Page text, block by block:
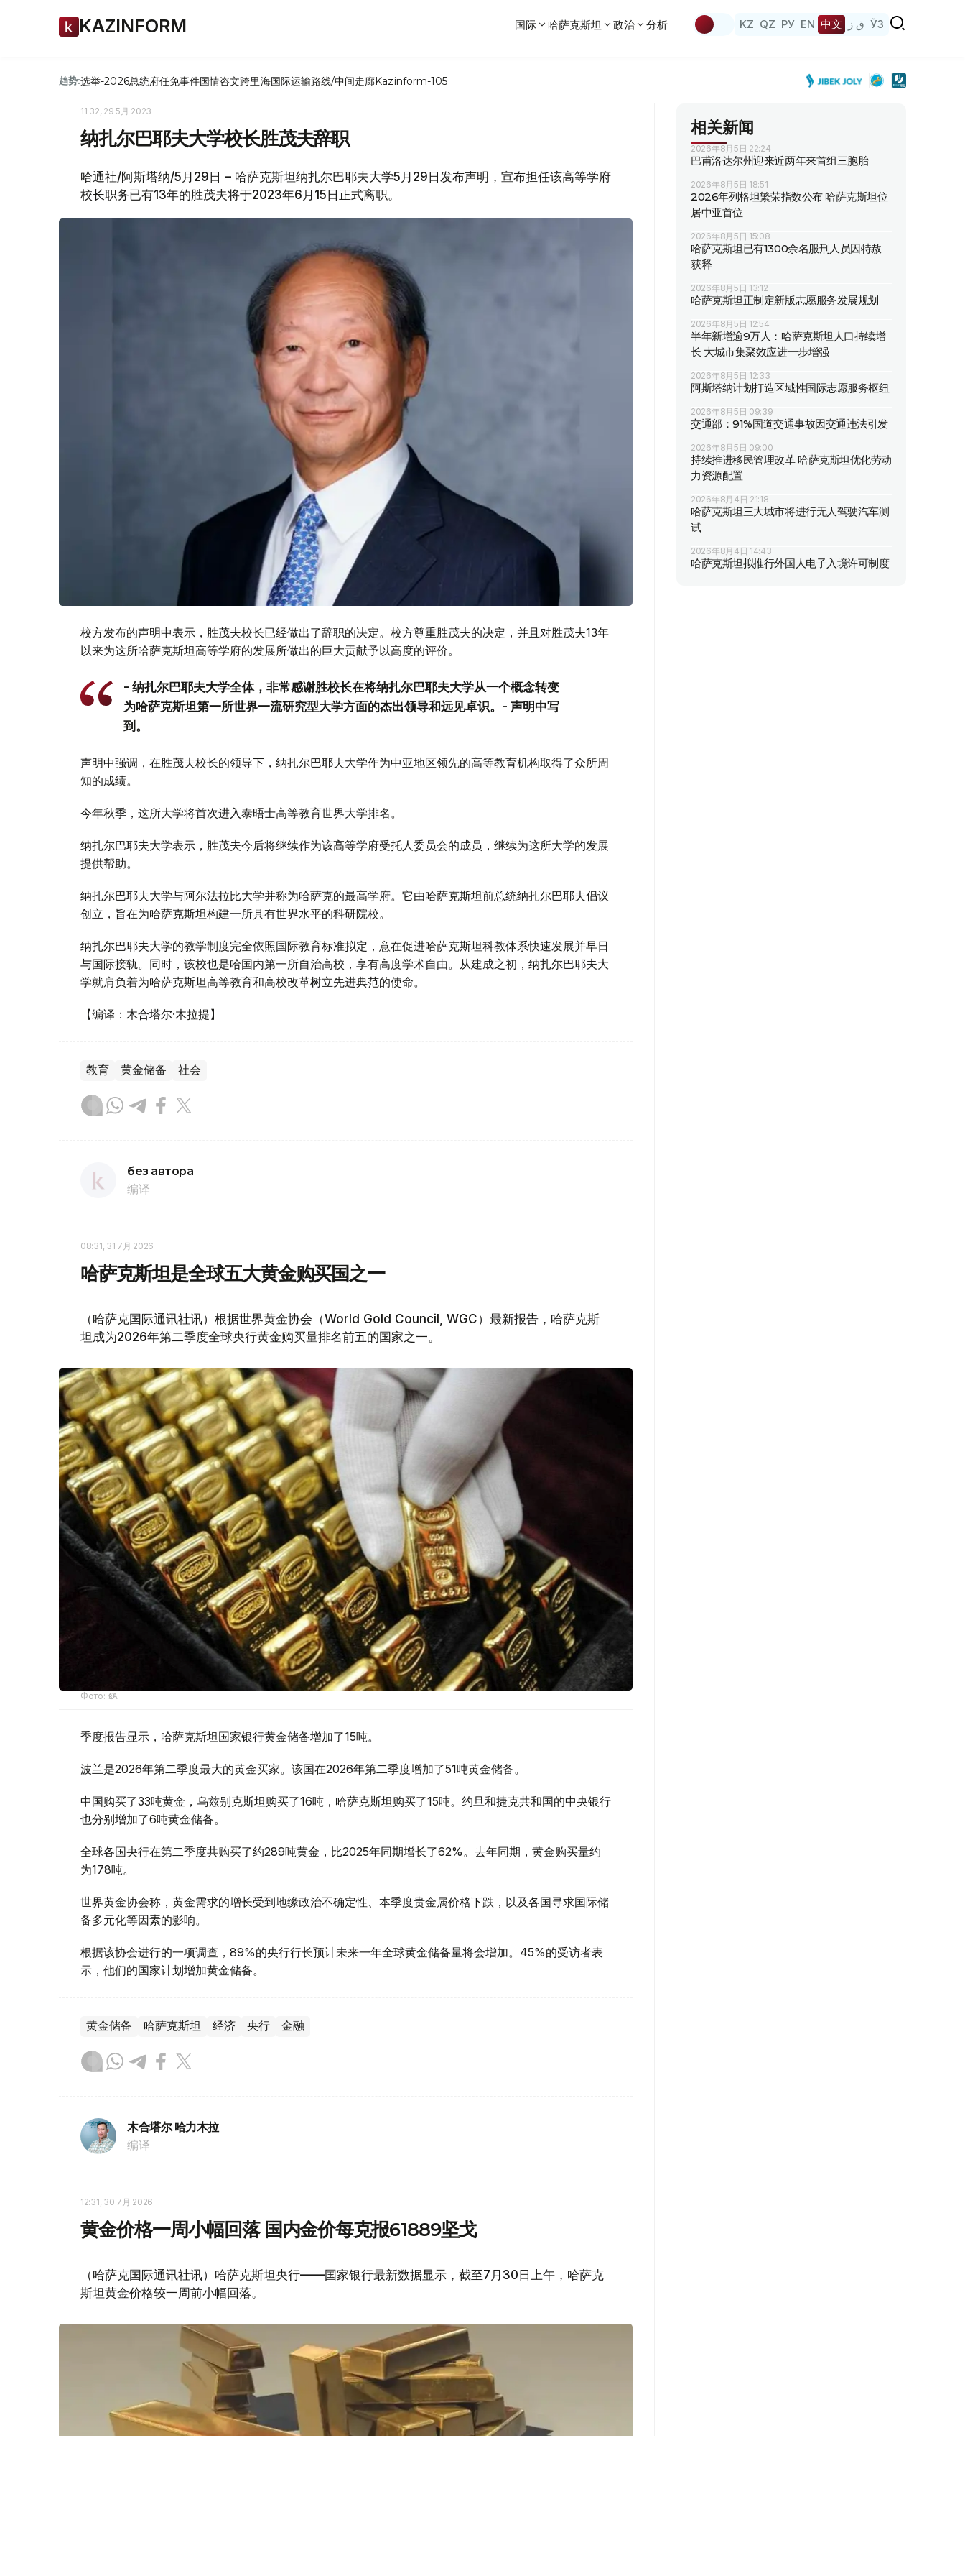
KAZINFORM 国际 哈萨克斯坦 政治 分析 KZ QZ РУ EN 中文 ق ز ЎЗ
趋势:选举-2026总统府任免事件国情咨文跨里海国际运输路线/中间走廊Kazinform-105
11:32, 29 5月 2023
纳扎尔巴耶夫大学校长胜茂夫辞职
哈通社/阿斯塔纳/5月29日 – 哈萨克斯坦纳扎尔巴耶夫大学5月29日发布声明，宣布担任该高等学府
校长职务已有13年的胜茂夫将于2023年6月15日正式离职。
校方发布的声明中表示，胜茂夫校长已经做出了辞职的决定。校方尊重胜茂夫的决定，并且对胜茂夫13年
以来为这所哈萨克斯坦高等学府的发展所做出的巨大贡献予以高度的评价。
- 纳扎尔巴耶夫大学全体，非常感谢胜校长在将纳扎尔巴耶夫大学从一个概念转变
为哈萨克斯坦第一所世界一流研究型大学方面的杰出领导和远见卓识。- 声明中写
到。
声明中强调，在胜茂夫校长的领导下，纳扎尔巴耶夫大学作为中亚地区领先的高等教育机构取得了众所周
知的成绩。
今年秋季，这所大学将首次进入泰晤士高等教育世界大学排名。
纳扎尔巴耶夫大学表示，胜茂夫今后将继续作为该高等学府受托人委员会的成员，继续为这所大学的发展
提供帮助。
纳扎尔巴耶夫大学与阿尔法拉比大学并称为哈萨克的最高学府。它由哈萨克斯坦前总统纳扎尔巴耶夫倡议
创立，旨在为哈萨克斯坦构建一所具有世界水平的科研院校。
纳扎尔巴耶夫大学的教学制度完全依照国际教育标准拟定，意在促进哈萨克斯坦科教体系快速发展并早日
与国际接轨。同时，该校也是哈国内第一所自治高校，享有高度学术自由。从建成之初，纳扎尔巴耶夫大
学就肩负着为哈萨克斯坦高等教育和高校改革树立先进典范的使命。
【编译：木合塔尔·木拉提】
教育 黄金储备 社会
без автора
编译
08:31, 31 7月 2026
哈萨克斯坦是全球五大黄金购买国之一
（哈萨克国际通讯社讯）根据世界黄金协会（World Gold Council, WGC）最新报告，哈萨克斯
坦成为2026年第二季度全球央行黄金购买量排名前五的国家之一。
Фото: ӨзА
季度报告显示，哈萨克斯坦国家银行黄金储备增加了15吨。
波兰是2026年第二季度最大的黄金买家。该国在2026年第二季度增加了51吨黄金储备。
中国购买了33吨黄金，乌兹别克斯坦购买了16吨，哈萨克斯坦购买了15吨。约旦和捷克共和国的中央银行
也分别增加了6吨黄金储备。
全球各国央行在第二季度共购买了约289吨黄金，比2025年同期增长了62%。去年同期，黄金购买量约
为178吨。
世界黄金协会称，黄金需求的增长受到地缘政治不确定性、本季度贵金属价格下跌，以及各国寻求国际储
备多元化等因素的影响。
根据该协会进行的一项调查，89%的央行行长预计未来一年全球黄金储备量将会增加。45%的受访者表
示，他们的国家计划增加黄金储备。
黄金储备 哈萨克斯坦 经济 央行 金融
木合塔尔 哈力木拉
编译
12:31, 30 7月 2026
黄金价格一周小幅回落 国内金价每克报61889坚戈
（哈萨克国际通讯社讯）哈萨克斯坦央行——国家银行最新数据显示，截至7月30日上午，哈萨克
斯坦黄金价格较一周前小幅回落。
相关新闻
2026年8月5日 22:24
巴甫洛达尔州迎来近两年来首组三胞胎
2026年8月5日 18:51
2026年列格坦繁荣指数公布 哈萨克斯坦位
居中亚首位
2026年8月5日 15:08
哈萨克斯坦已有1300余名服刑人员因特赦
获释
2026年8月5日 13:12
哈萨克斯坦正制定新版志愿服务发展规划
2026年8月5日 12:54
半年新增逾9万人：哈萨克斯坦人口持续增
长 大城市集聚效应进一步增强
2026年8月5日 12:33
阿斯塔纳计划打造区域性国际志愿服务枢纽
2026年8月5日 09:39
交通部：91%国道交通事故因交通违法引发
2026年8月5日 09:00
持续推进移民管理改革 哈萨克斯坦优化劳动
力资源配置
2026年8月4日 21:18
哈萨克斯坦三大城市将进行无人驾驶汽车测
试
2026年8月4日 14:43
哈萨克斯坦拟推行外国人电子入境许可制度